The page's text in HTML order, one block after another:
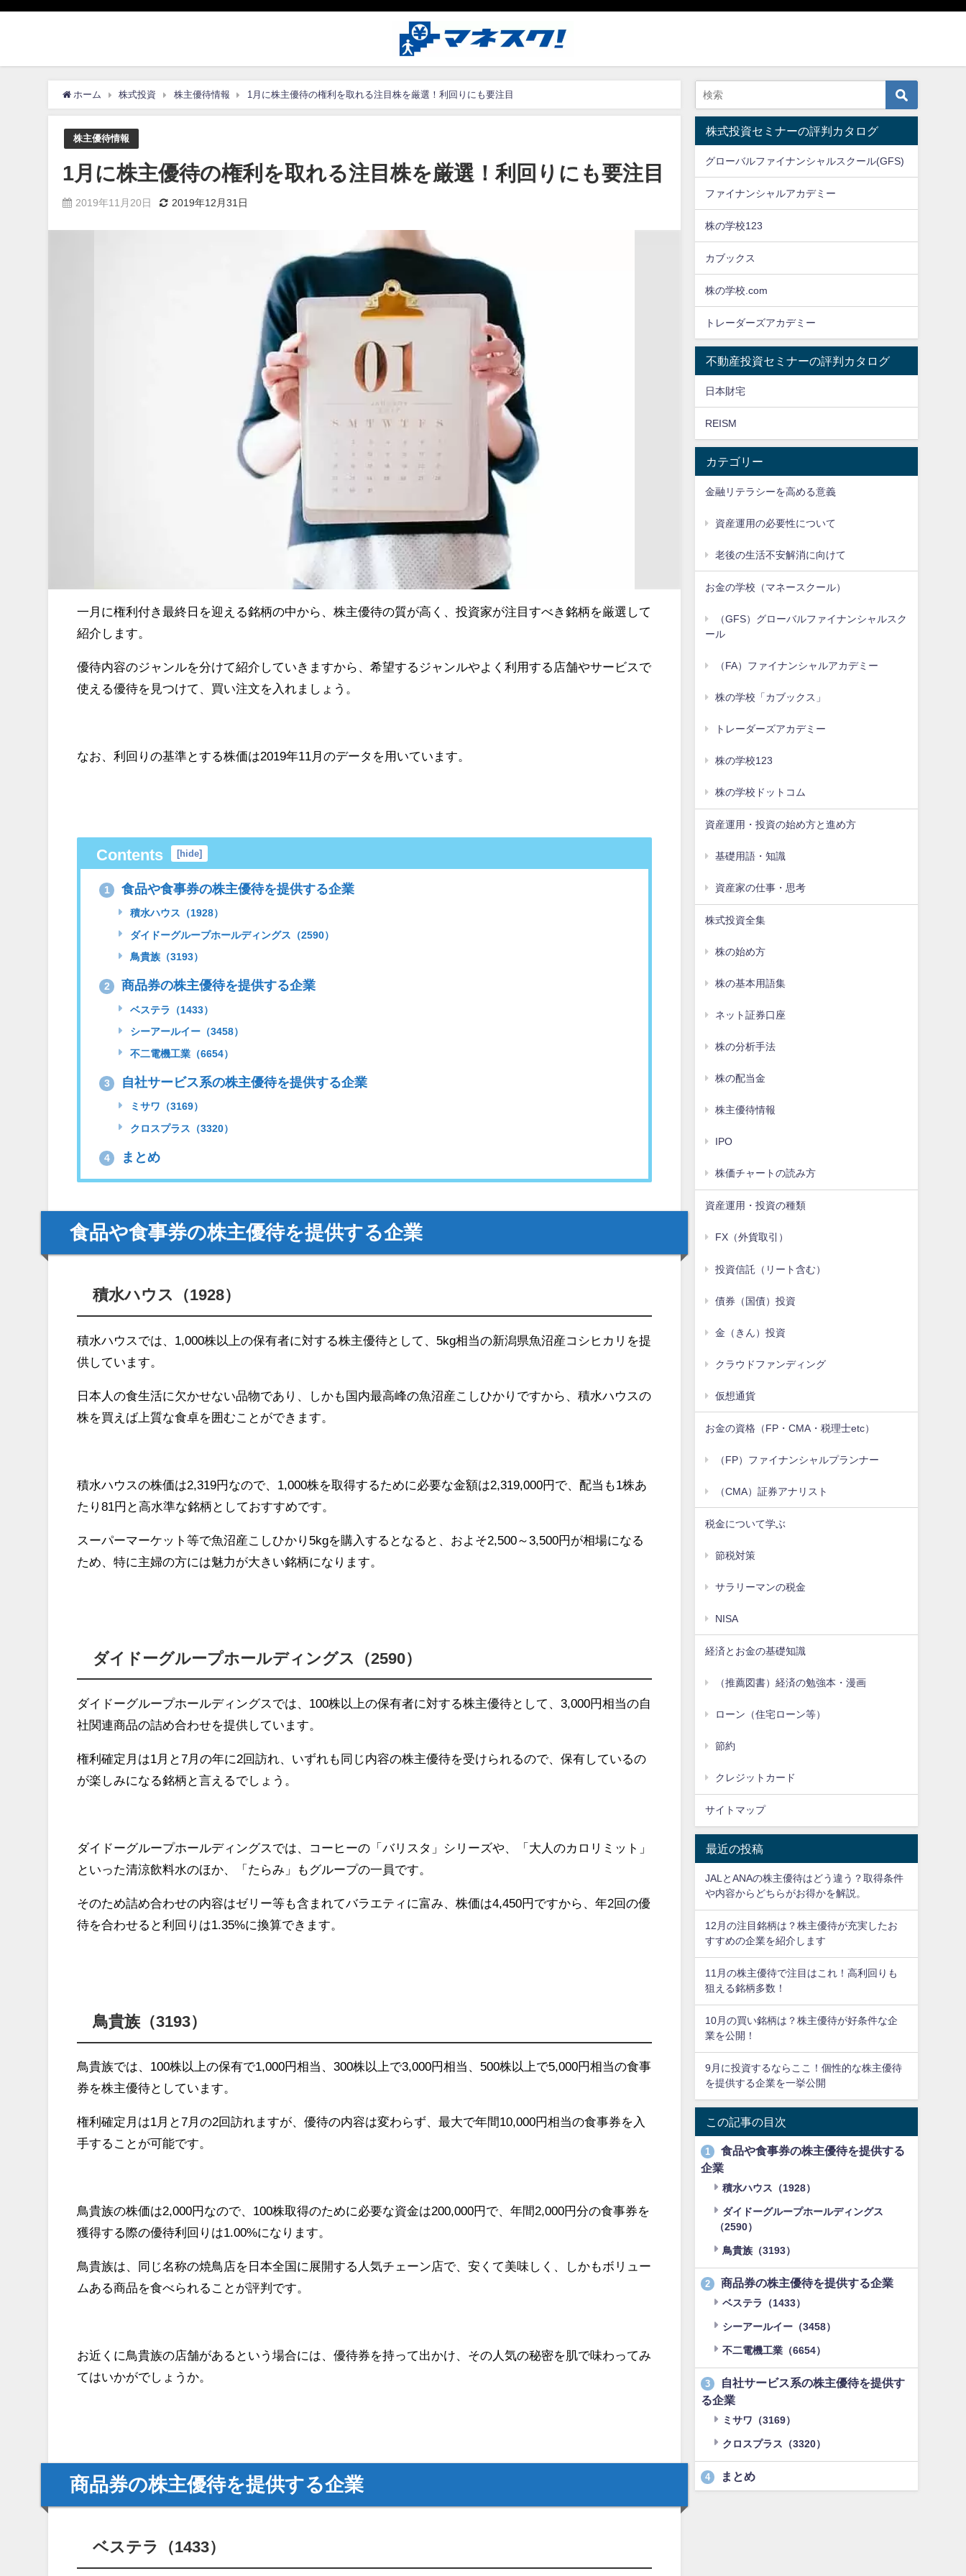
ホーム 株式投資 株主優待情報 1月に株主優待の権利を取れる注目株を厳選！利回りにも要注目
株主優待情報
1月に株主優待の権利を取れる注目株を厳選！利回りにも要注目
2019年11月20日 2019年12月31日
一月に権利付き最終日を迎える銘柄の中から、株主優待の質が高く、投資家が注目すべき銘柄を厳選して
紹介します。
優待内容のジャンルを分けて紹介していきますから、希望するジャンルやよく利用する店舗やサービスで
使える優待を見つけて、買い注文を入れましょう。
なお、利回りの基準とする株価は2019年11月のデータを用いています。
Contents [hide]
1 食品や食事券の株主優待を提供する企業
積水ハウス（1928）
ダイドーグループホールディングス（2590）
鳥貴族（3193）
2 商品券の株主優待を提供する企業
ベステラ（1433）
シーアールイー（3458）
不二電機工業（6654）
3 自社サービス系の株主優待を提供する企業
ミサワ（3169）
クロスプラス（3320）
4 まとめ
食品や食事券の株主優待を提供する企業
積水ハウス（1928）
積水ハウスでは、1,000株以上の保有者に対する株主優待として、5kg相当の新潟県魚沼産コシヒカリを提
供しています。
日本人の食生活に欠かせない品物であり、しかも国内最高峰の魚沼産こしひかりですから、積水ハウスの
株を買えば上質な食卓を囲むことができます。
積水ハウスの株価は2,319円なので、1,000株を取得するために必要な金額は2,319,000円で、配当も1株あ
たり81円と高水準な銘柄としておすすめです。
スーパーマーケット等で魚沼産こしひかり5kgを購入するとなると、およそ2,500～3,500円が相場になる
ため、特に主婦の方には魅力が大きい銘柄になります。
ダイドーグループホールディングス（2590）
ダイドーグループホールディングスでは、100株以上の保有者に対する株主優待として、3,000円相当の自
社関連商品の詰め合わせを提供しています。
権利確定月は1月と7月の年に2回訪れ、いずれも同じ内容の株主優待を受けられるので、保有しているの
が楽しみになる銘柄と言えるでしょう。
ダイドーグループホールディングスでは、コーヒーの「バリスタ」シリーズや、「大人のカロリミット」
といった清涼飲料水のほか、「たらみ」もグループの一員です。
そのため詰め合わせの内容はゼリー等も含まれてバラエティに富み、株価は4,450円ですから、年2回の優
待を合わせると利回りは1.35%に換算できます。
鳥貴族（3193）
鳥貴族では、100株以上の保有で1,000円相当、300株以上で3,000円相当、500株以上で5,000円相当の食事
券を株主優待としています。
権利確定月は1月と7月の2回訪れますが、優待の内容は変わらず、最大で年間10,000円相当の食事券を入
手することが可能です。
鳥貴族の株価は2,000円なので、100株取得のために必要な資金は200,000円で、年間2,000円分の食事券を
獲得する際の優待利回りは1.00%になります。
鳥貴族は、同じ名称の焼鳥店を日本全国に展開する人気チェーン店で、安くて美味しく、しかもボリュー
ムある商品を食べられることが評判です。
お近くに鳥貴族の店舗があるという場合には、優待券を持って出かけ、その人気の秘密を肌で味わってみ
てはいかがでしょうか。
商品券の株主優待を提供する企業
ベステラ（1433）
株式投資セミナーの評判カタログ
グローバルファイナンシャルスクール(GFS)
ファイナンシャルアカデミー
株の学校123
カブックス
株の学校.com
トレーダーズアカデミー
不動産投資セミナーの評判カタログ
日本財宅
REISM
カテゴリー
金融リテラシーを高める意義
資産運用の必要性について
老後の生活不安解消に向けて
お金の学校（マネースクール）
（GFS）グローバルファイナンシャルスク
ール
（FA）ファイナンシャルアカデミー
株の学校「カブックス」
トレーダーズアカデミー
株の学校123
株の学校ドットコム
資産運用・投資の始め方と進め方
基礎用語・知識
資産家の仕事・思考
株式投資全集
株の始め方
株の基本用語集
ネット証券口座
株の分析手法
株の配当金
株主優待情報
IPO
株価チャートの読み方
資産運用・投資の種類
FX（外貨取引）
投資信託（リート含む）
債券（国債）投資
金（きん）投資
クラウドファンディング
仮想通貨
お金の資格（FP・CMA・税理士etc）
（FP）ファイナンシャルプランナー
（CMA）証券アナリスト
税金について学ぶ
節税対策
サラリーマンの税金
NISA
経済とお金の基礎知識
（推薦図書）経済の勉強本・漫画
ローン（住宅ローン等）
節約
クレジットカード
サイトマップ
最近の投稿
JALとANAの株主優待はどう違う？取得条件
や内容からどちらがお得かを解説。
12月の注目銘柄は？株主優待が充実したお
すすめの企業を紹介します
11月の株主優待で注目はこれ！高利回りも
狙える銘柄多数！
10月の買い銘柄は？株主優待が好条件な企
業を公開！
9月に投資するならここ！個性的な株主優待
を提供する企業を一挙公開
この記事の目次
1
食品や食事券の株主優待を提供する
企業
積水ハウス（1928）
ダイドーグループホールディングス
（2590）
鳥貴族（3193）
2 商品券の株主優待を提供する企業
ベステラ（1433）
シーアールイー（3458）
不二電機工業（6654）
3
自社サービス系の株主優待を提供す
る企業
ミサワ（3169）
クロスプラス（3320）
4 まとめ